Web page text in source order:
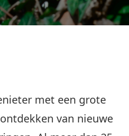
met een grote
van nieuwe